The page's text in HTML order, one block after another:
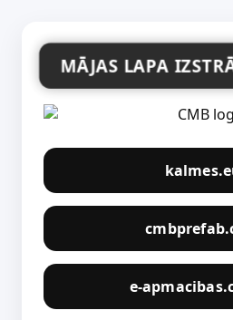
MĀJAS LAPA
e-